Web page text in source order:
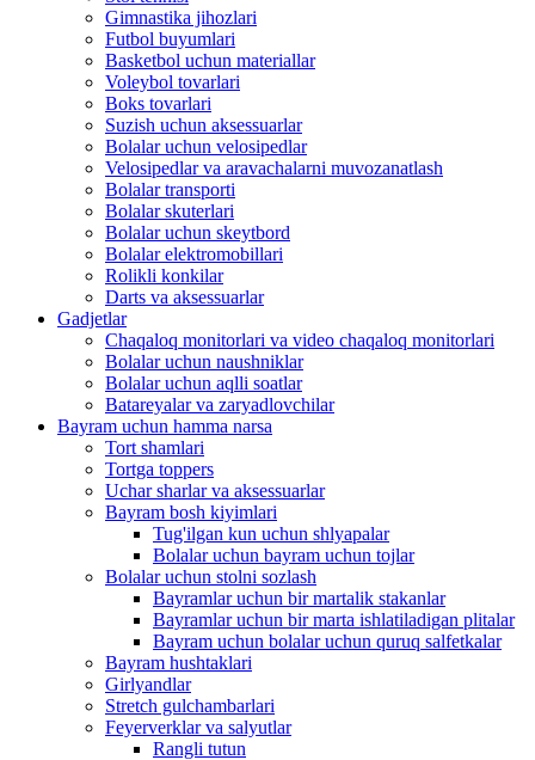
Gimnastika jihozlari
Futbol buyumlari
Basketbol uchun materiallar
Voleybol tovarlari
Boks tovarlari
Suzish uchun aksessuarlar
Bolalar uchun velosipedlar
Velosipedlar va aravachalarni muvozanatlash
Bolalar transporti
Bolalar skuterlari
Bolalar uchun skeytbord
Bolalar elektromobillari
Rolikli konkilar
Darts va aksessuarlar
Gadjetlar
Chaqaloq monitorlari va video chaqaloq monitorlari
Bolalar uchun naushniklar
Bolalar uchun aqlli soatlar
Batareyalar va zaryadlovchilar
Bayram uchun hamma narsa
Tort shamlari
Tortga toppers
Uchar sharlar va aksessuarlar
Bayram bosh kiyimlari
Tug'ilgan kun uchun shlyapalar
Bolalar uchun bayram uchun tojlar
Bolalar uchun stolni sozlash
Bayramlar uchun bir martalik stakanlar
Bayramlar uchun bir marta ishlatiladigan plitalar
Bayram uchun bolalar uchun quruq salfetkalar
Bayram hushtaklari
Girlyandlar
Stretch gulchambarlari
Feyerverklar va salyutlar
Rangli tutun